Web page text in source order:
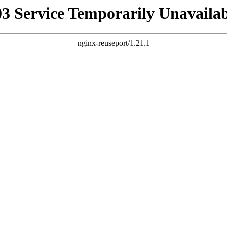
Service Temporarily
nginx-reuseport/1.21.1